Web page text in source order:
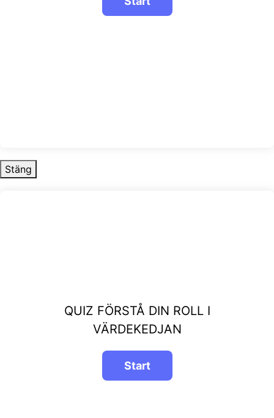
Stäng
QUIZ FÖRSTÅ DIN ROLL I
VÄRDEKEDJAN